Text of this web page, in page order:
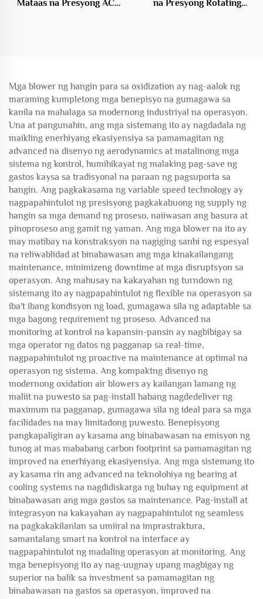
Mataas na Presyong AC
na Presyong Rotating
Mga blower ng hangin para sa oxidization ay nag-aalok ng
maraming kumpletong mga benepisyo na gumagawa sa
kanila na mahalaga sa modernong industriyal na operasyon.
Una at pangunahin, ang mga sistemang ito ay nagdadala ng
maikling enerhiyang ekasiyensiya sa pamamagitan ng
advanced na disenyo ng aerodynamics at matalinong mga
sistema ng kontrol, humihikayat ng malaking pag-save ng
gastos kaysa sa tradisyonal na paraan ng pagsuporta sa
hangin. Ang pagkakasama ng variable speed technology ay
nagpapahintulot ng presisyong pagkakabuong ng supply ng
hangin sa mga demand ng proseso, naiiwasan ang basura at
pinoproseso ang gamit ng yaman. Ang mga blower na ito ay
may matibay na konstraksyon na nagiging sanhi ng espesyal
na reliwablidad at binabawasan ang mga kinakailangang
maintenance, minimizeng downtime at mga disruptsyon sa
operasyon. Ang mahusay na kakayahan ng turndown ng
sistemang ito ay nagpapahintulot ng flexible na operasyon sa
iba't ibang kondisyon ng load, gumagawa sila ng adaptable sa
mga bagong requirement ng proseso. Advanced na
monitoring at kontrol na kapansin-pansin ay nagbibigay sa
mga operator ng datos ng pagganap sa real-time,
nagpapahintulot ng proactive na maintenance at optimal na
operasyon ng sistema. Ang kompaktng disenyo ng
modernong oxidation air blowers ay kailangan lamang ng
maliit na puwesto sa pag-install habang nagdedeliver ng
maximum na pagganap, gumagawa sila ng ideal para sa mga
facilidades na may limitadong puwesto. Benepisyong
pangkapaligiran ay kasama ang binabawasan na emisyon ng
tunog at mas mababang carbon footprint sa pamamagitan ng
improved na enerhiyang ekasiyensiya. Ang mga sistemang ito
ay kasama rin ang advanced na teknolohiya ng bearing at
cooling systems na nagdidiskarga ng buhay ng equipment at
binabawasan ang mga gastos sa maintenance. Pag-install at
integrasyon na kakayahan ay nagpapahintulot ng seamless
na pagkakakilanlan sa umiiral na imprastraktura,
samantalang smart na kontrol na interface ay
nagpapahintulot ng madaling operasyon at monitoring. Ang
mga benepisyong ito ay nag-uugnay upang magbigay ng
superior na balik sa investment sa pamamagitan ng
binabawasan na gastos sa operasyon, improved na